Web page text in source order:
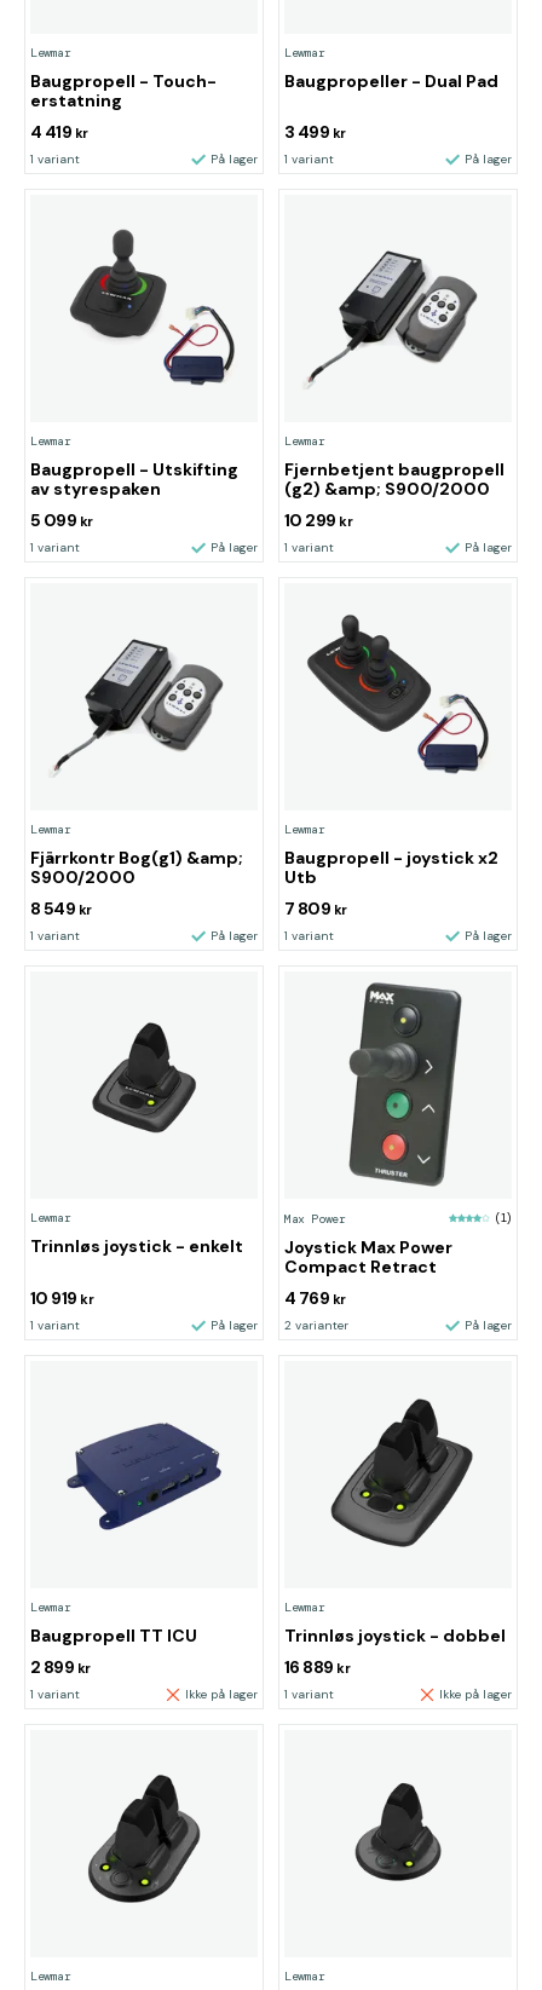
Lewmar
Baugpropell - Touch-
erstatning
4 419 kr
1 variant På lager
Lewmar
Baugpropeller - Dual Pad
3 499 kr
1 variant På lager
Lewmar
Baugpropell - Utskifting
av styrespaken
5 099 kr
1 variant På lager
Lewmar
Fjernbetjent baugpropell
(g2) &amp; S900/2000
10 299 kr
1 variant På lager
Lewmar
Fjärrkontr Bog(g1) &amp;
S900/2000
8 549 kr
1 variant På lager
Lewmar
Baugpropell - joystick x2
Utb
7 809 kr
1 variant På lager
Lewmar
Trinnløs joystick - enkelt
10 919 kr
1 variant På lager
Max Power (1)
Joystick Max Power
Compact Retract
4 769 kr
2 varianter På lager
Lewmar
Baugpropell TT ICU
2 899 kr
1 variant Ikke på lager
Lewmar
Trinnløs joystick - dobbel
16 889 kr
1 variant Ikke på lager
Lewmar Lewmar